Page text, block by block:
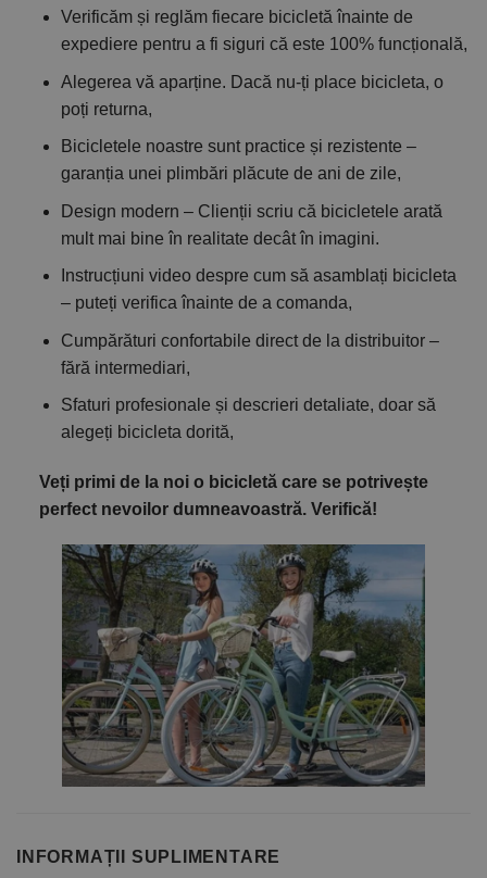
Verificăm și reglăm fiecare bicicletă înainte de
expediere pentru a fi siguri că este 100% funcțională,
Alegerea vă aparține. Dacă nu-ți place bicicleta, o
poți returna,
Bicicletele noastre sunt practice și rezistente –
garanția unei plimbări plăcute de ani de zile,
Design modern – Clienții scriu că bicicletele arată
mult mai bine în realitate decât în imagini.
Instrucțiuni video despre cum să asamblați bicicleta
– puteți verifica înainte de a comanda,
Cumpărături confortabile direct de la distribuitor –
fără intermediari,
Sfaturi profesionale și descrieri detaliate, doar să
alegeți bicicleta dorită,
Veți primi de la noi o bicicletă care se potrivește
perfect nevoilor dumneavoastră. Verifică!
INFORMAȚII SUPLIMENTARE